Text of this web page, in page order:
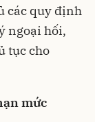
các quy định
ngoại hối,
tục cho
mức